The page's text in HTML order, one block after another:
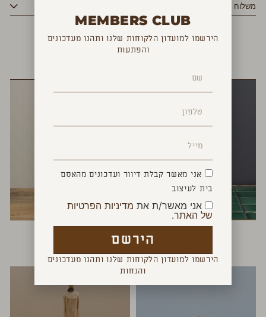
משלוח
דיספנסר לסבון ציפור אופטימית
MEMBERS CLUB
הירשמו למועדון הלקוחות שלנו ותהנו מעדכונים
והפתעות
אני מאשר קבלת דיוור ועדכונים מהאסם
בית לעיצוב
אני מאשר/ת את מדיניות הפרטיות
של האתר.
הירשם
הירשמו למועדון הלקוחות שלנו ותהנו מעדכונים
והנחות